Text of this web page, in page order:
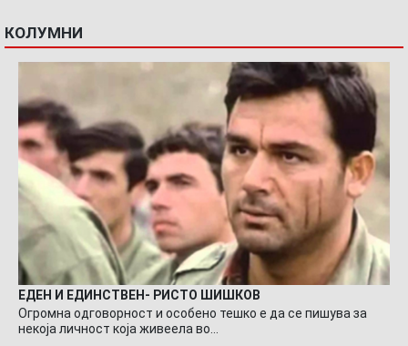
КОЛУМНИ
ЕДЕН И ЕДИНСТВЕН- РИСТО ШИШКОВ
Огромна одговорност и особено тешко е да се пишува за
некоја личност која живеела во…